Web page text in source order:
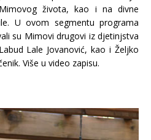
života, kao i na divne
U ovom segmentu programa
su Mimovi drugovi iz djetinjstva
Lale Jovanović, kao i Željko
Više u video zapisu.